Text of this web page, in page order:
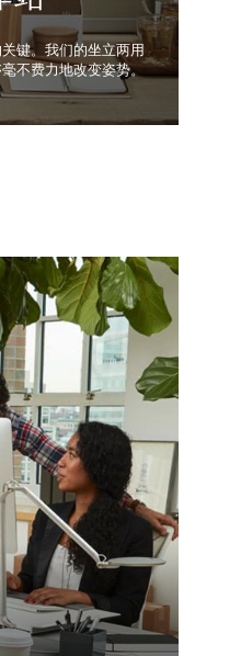
复杂的机械构造，利
运动，同时提供无与
键。我们的坐立两用
不费力地改变姿势。
供绝对稳定、轻松调
加灵活动态的工作
一个重要组成部分，它
，从而最大限度地提
。
保设计元素并采用先
疲劳，提高电脑阅读
。
身的体重和物理定律
励使用者多运动并带
有序，并让桌子下方
风险。
助您保持工作场所的